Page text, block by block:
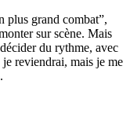
plus grand combat”,
sur scène. Mais
du rythme, avec
je reviendrai, mais je me